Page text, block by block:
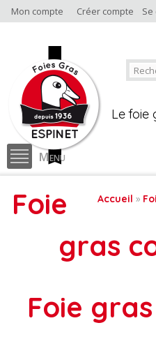
Aller au
contenu
Mon compte Créer compte
Le foie
Menu
Accueil »
Foie
gras
Foie